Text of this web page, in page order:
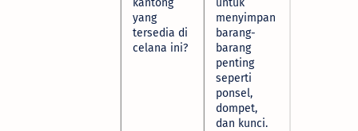
yang
tersedia di
celana ini?
menyimpan
barang-
barang
penting
seperti
ponsel,
dompet,
dan kunci.